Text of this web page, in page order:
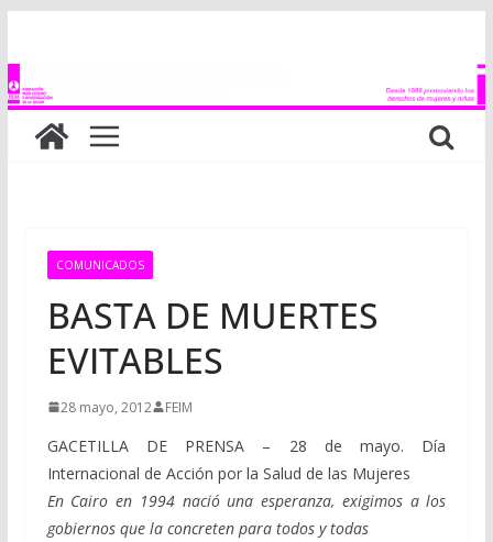
contenido
COMUNICADOS
BASTA DE MUERTES
EVITABLES
28 mayo, 2012 FEIM
GACETILLA DE PRENSA – 28 de mayo. Día
Internacional de Acción por la Salud de las Mujeres
En Cairo en 1994 nació una esperanza, exigimos a los
gobiernos que la concreten para todos y todas